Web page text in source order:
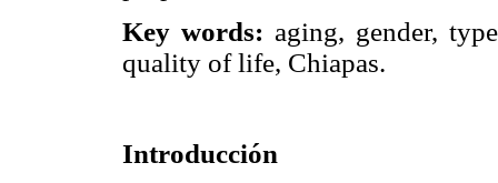
Key words: aging, gender,
quality of life, Chiapas.
Introducción